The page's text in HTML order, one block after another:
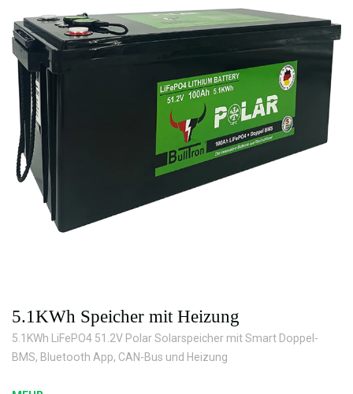
5.1KWh Speicher mit Heizung
5.1KWh LiFePO4 51.2V Polar Solarspeicher mit Smart Doppel-
BMS, Bluetooth App, CAN-Bus und Heizung